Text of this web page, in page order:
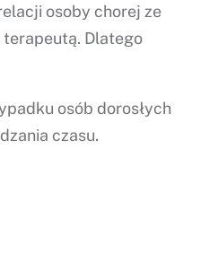
osoby chorej ze
Dlatego
osób dorosłych
czasu.